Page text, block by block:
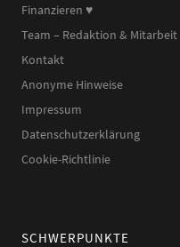
Finanzieren ♥︎
Team – Redaktion & Mitarbeit
Kontakt
Anonyme Hinweise
Impressum
Datenschutzerklärung
Cookie-Richtlinie
SCHWERPUNKTE